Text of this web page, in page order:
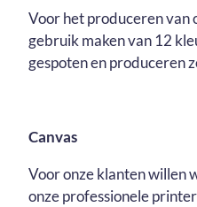
Voor het produceren van
gebruik maken van 12
gespoten en produceren
Canvas
Voor onze klanten willen
onze professionele